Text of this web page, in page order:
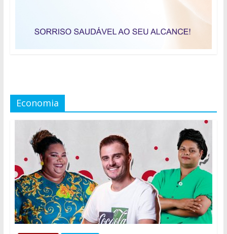
Economia